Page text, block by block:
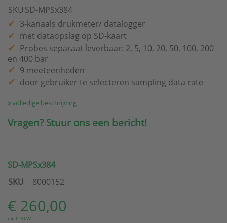
SKU SD-MPSx384
3-kanaals drukmeter/ datalogger
met dataopslag op SD-kaart
Probes separaat leverbaar: 2, 5, 10, 20, 50, 100, 200
en 400 bar
9 meeteenheden
door gebruiker te selecteren sampling data rate
» volledige beschrijving
Vragen? Stuur ons een bericht!
SD-MPSx384
SKU
8000152
€ 260,00
excl. BTW